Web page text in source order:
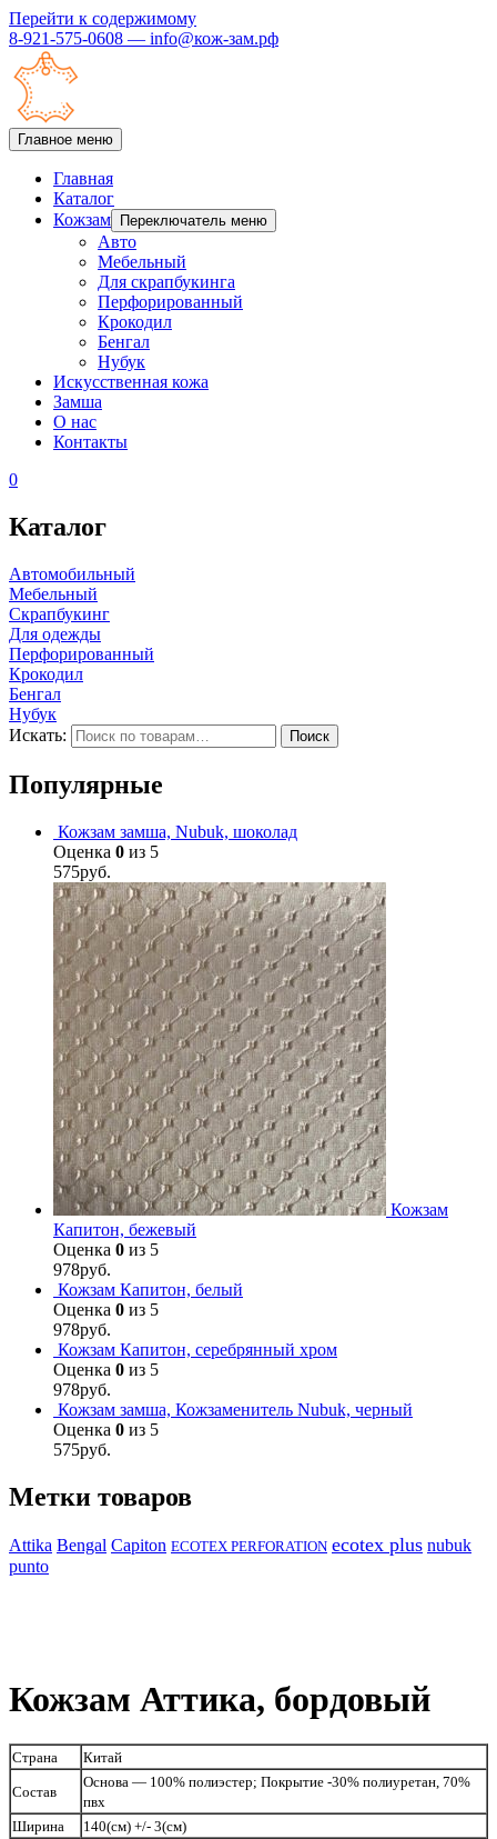
Перейти к содержимому
8-921-575-0608 — info@кож-зам.рф
Главное меню
Главная
Каталог
Кожзам
Переключатель меню
Авто
Мебельный
Для скрапбукинга
Перфорированный
Крокодил
Бенгал
Нубук
Искусственная кожа
Замша
О нас
Контакты
0
Каталог
Автомобильный
Мебельный
Скрапбукинг
Для одежды
Перфорированный
Крокодил
Бенгал
Нубук
Искать:
Поиск
Популярные
Кожзам замша, Nubuk, шоколад
Оценка 0 из 5
575руб.
Кожзам
Капитон, бежевый
Оценка 0 из 5
978руб.
Кожзам Капитон, белый
Оценка 0 из 5
978руб.
Кожзам Капитон, серебрянный хром
Оценка 0 из 5
978руб.
Кожзам замша, Кожзаменитель Nubuk, черный
Оценка 0 из 5
575руб.
Метки товаров
Attika Bengal Capiton ECOTEX PERFORATION ecotex plus nubuk
punto
Кожзам Аттика, бордовый
Страна Китай
Состав
Основа — 100% полиэстер; Покрытие -30% полиуретан, 70%
пвх
Ширина
140(см) +/- 3(см)